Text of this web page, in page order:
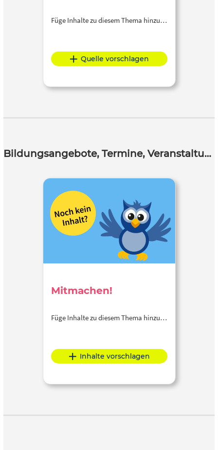
Füge Inhalte zu diesem Thema hinzu…
Quelle vorschlagen
Bildungsangebote, Termine, Veranstaltungen
Mitmachen!
Füge Inhalte zu diesem Thema hinzu…
Inhalte vorschlagen